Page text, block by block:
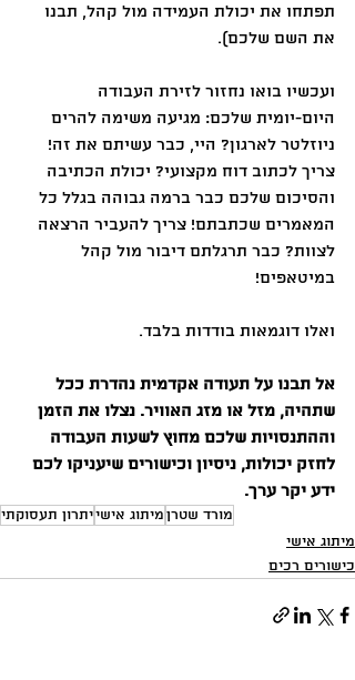
תפתחו את יכולת העמידה מול קהל, תבנו
את השם שלכם).
ועכשיו בואו נחזור לזירת העבודה
היום-יומית שלכם: מגיעה משימה להרים
ניוזלטר לארגון? היי, כבר עשיתם את זה!
צריך לכתוב דוח מקצועי? יכולת הכתיבה
והסיכום שלכם כבר ברמה גבוהה בגלל כל
המאמרים שכתבתם! צריך להעביר הרצאה
לצוות? כבר תרגלתם דיבור מול קהל
במיטאפים!
ואלו דוגמאות בודדות בלבד.
אל תבנו על תעודה אקדמית נהדרת ככל
שתהיה, מזל או מזג האוויר. נצלו את הזמן
וההתנסויות שלכם מחוץ לשעות העבודה
לחזק יכולות, ניסיון וכישורים שיעניקו לכם
ידע יקר ערך.
מורד שטרןמיתוג אישייתרון תעסוקתי
מיתוג אישי
כישורים רכים